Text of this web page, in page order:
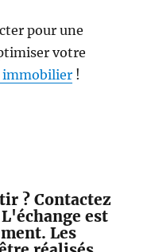
pour une
votre
immobilier !
? Contactez
est
Les